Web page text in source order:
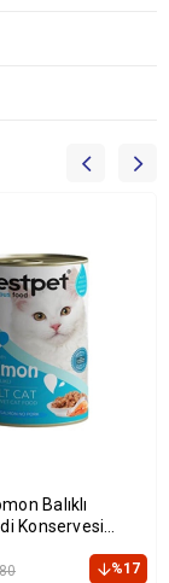
Balıklı
Konservesi
%17